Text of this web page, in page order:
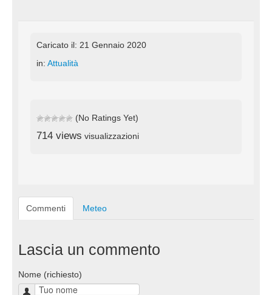
Caricato il: 21 Gennaio 2020
in: Attualità
(No Ratings Yet)
714 views visualizzazioni
Commenti Meteo
Lascia un commento
Nome (richiesto)